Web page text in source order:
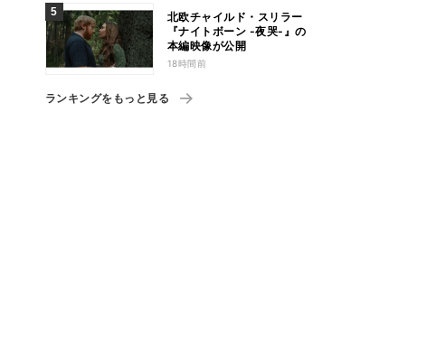
北欧チャイルド・スリラー
『ナイトボーン -夜哭-』の
本編映像が公開
18時間前
ランキングをもっと見る